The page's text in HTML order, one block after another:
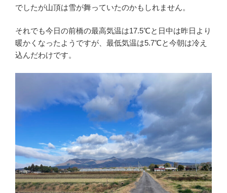
でしたが山頂は雪が舞っていたのかもしれません。
それでも今日の前橋の最高気温は17.5℃と日中は昨日より
暖かくなったようですが、最低気温は5.7℃と今朝は冷え
込んだわけです。